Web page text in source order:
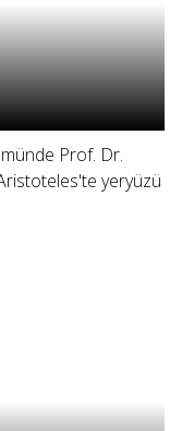
Prof. Dr.
yeryüzü